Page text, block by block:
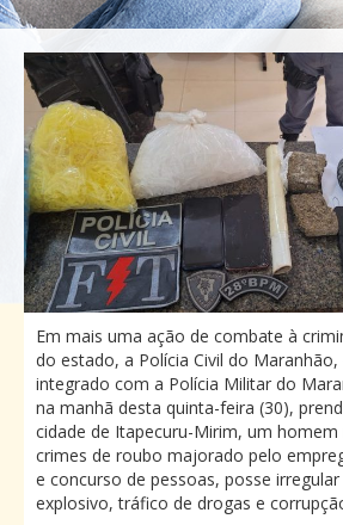
Em mais uma ação de combate à
do estado, a Polícia Civil do
integrado com a Polícia Militar do
na manhã desta quinta-feira (30),
cidade de Itapecuru-Mirim, um
crimes de roubo majorado pelo
e concurso de pessoas, posse
explosivo, tráfico de drogas e